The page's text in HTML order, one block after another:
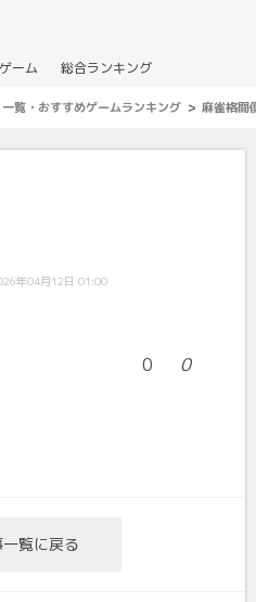
ーム 総合ランキング
覧・おすすめゲームランキング 麻雀格闘
年04月12日 01:00
0 0
覧に戻る